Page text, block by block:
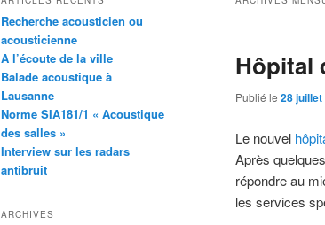
Hôpital
Publié le 28 juillet
Le nouvel
Après
répondre au
les services
Recherche acousticien ou
acousticienne
A l’écoute de la ville
Balade acoustique à
Lausanne
Norme SIA181/1 « Acoustique
des salles »
Interview sur les radars
antibruit
ARCHIVES